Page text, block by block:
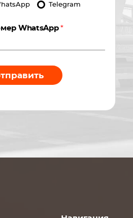
Telegram
WhatsApp*